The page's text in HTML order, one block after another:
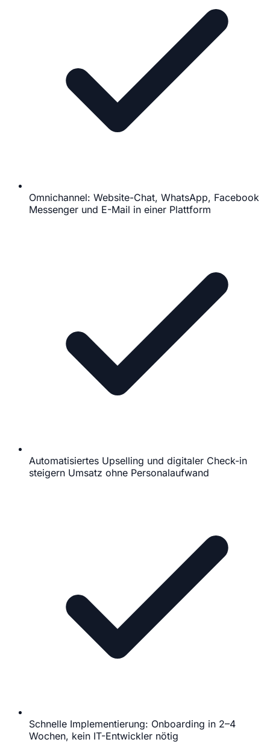
Omnichannel: Website-Chat, WhatsApp, Facebook
Messenger und E-Mail in einer Plattform
Automatisiertes Upselling und digitaler Check-in
steigern Umsatz ohne Personalaufwand
Schnelle Implementierung: Onboarding in 2–4
Wochen, kein IT-Entwickler nötig